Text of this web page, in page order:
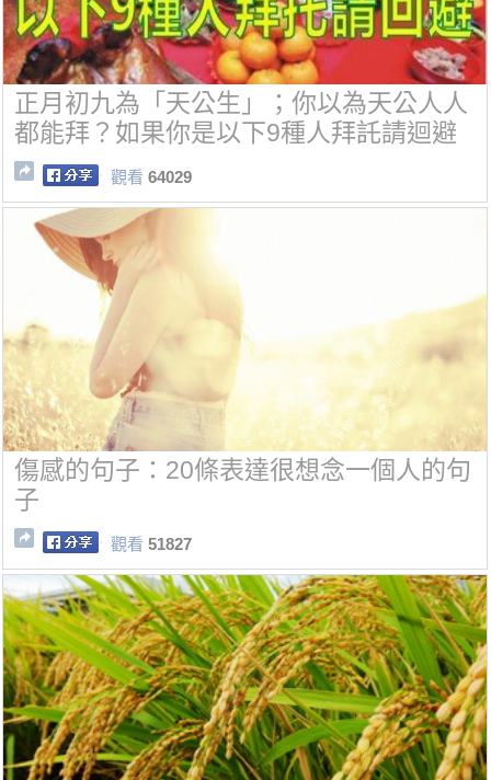
正月初九為「天公生」；你以為天公人人
都能拜？如果你是以下9種人拜託請迴避
觀看 64029
傷感的句子：20條表達很想念一個人的句
子
觀看 51827